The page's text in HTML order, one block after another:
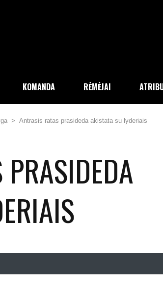
KOMANDA RĖMĖJAI
> Antrasis ratas prasideda akistata su lyderiais